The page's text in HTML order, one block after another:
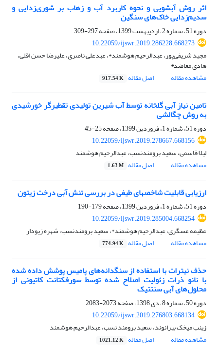
اثر روش آبشویی و نحوه کاربرد آب و زهاب بر شوری‌زدایی و
سدیم‌زدایی خاک‌های سنگین
دوره 51، شماره 2، اردیبهشت 1399، صفحه
297-309
10.22059/ijswr.2019.286228.668273
مجید شریفی‌پور، عبدالرحیم هوشمند*، عبدعلی ناصری، علیرضا حسن اقلی،
هادی معاضد*
مشاهده مقاله
اصل مقاله 917.54 K
تامین نیاز آبی گلخانه توسط آب شیرین تولیدی تقطیرگر خورشیدی
به روش چگالشی
دوره 51، شماره 1، فروردین 1399، صفحه
25-45
10.22059/ijswr.2019.278667.668156
لیلا قاسمی، سعید برومندنسب، عبدالرحیم هوشمند
مشاهده مقاله
اصل مقاله 1.63 M
ارزیابی قابلیت شاخص‏های طیفی در بررسی تنش آبی درخت زیتون
دوره 51، شماره 1، فروردین 1399، صفحه
179-190
10.22059/ijswr.2019.285004.668254
عظیمه عسگری، عبدالرحیم هوشمند*، سعید برومندنسب، شهره زیودار
مشاهده مقاله
اصل مقاله 774.94 K
حذف نیترات با استفاده از سنگدانه‌های پامیس پوشش داده شده
با نانو ذرات زئولیت اصلاح شده توسط سورفکتانت کاتیونی از
محلول‌های آبی سنتتیک
دوره 50، شماره 8، دی 1398، صفحه
2073-2083
10.22059/ijswr.2019.276803.668134
زینب میخک بیرانوند، سعید برومند نسب، عبدالرحیم هوشمند
مشاهده مقاله
اصل مقاله 1021.12 K